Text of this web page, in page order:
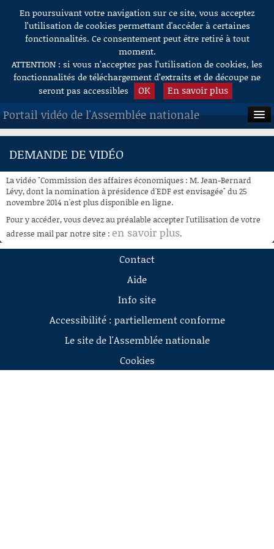
Aller au contenu
En poursuivant votre navigation sur ce site, vous acceptez
l’utilisation de cookies permettant d'accéder à certaines
fonctionnalités. Ce consentement peut être retiré à tout
moment.
ATTENTION : si vous n’acceptez pas l’utilisation de cookies, les
fonctionnalités de téléchargement d’extraits et de découpe ne
seront pas accessibles
OK En savoir plus
Portail vidéo de l'Assemblée nationale
ACCUEIL
À LA DEMANDE
RECHERCHE
AIDE À LA DÉCOUPE
DE VIDÉOS
DEMANDE DE VIDÉO
La vidéo "Commission des affaires économiques : M. Jean-Bernard
Lévy, dont la nomination à présidence d'EDF est envisagée" du 25
novembre 2014 n'est plus disponible en ligne.
Pour y accéder, vous devez au préalable accepter l'utilisation de votre
adresse mail par notre site : en savoir plus.
Contact
Aide
Info site
Accessibilité : partiellement conforme
Le site de l'Assemblée nationale
Cookies